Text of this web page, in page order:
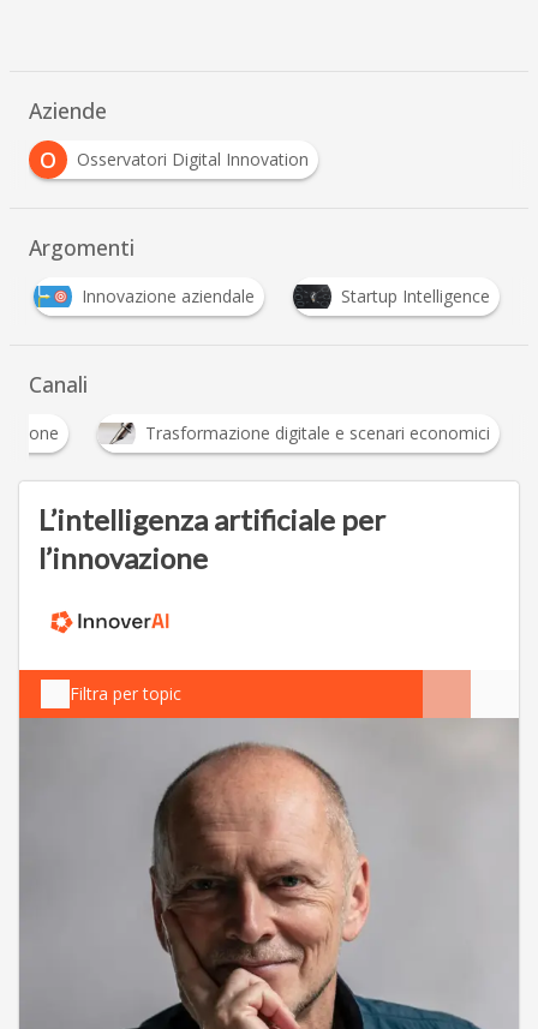
Aziende
O
Osservatori Digital Innovation
Argomenti
Innovazione aziendale Startup Intelligence
Canali
Innovazione Trasformazione digitale e scenari
L’intelligenza artificiale per
l’innovazione
Filtra per topic